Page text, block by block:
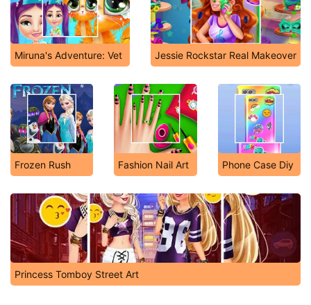
Miruna's Adventure: Vet Jessie Rockstar Real Makeover
Frozen Rush Fashion Nail Art Phone Case Diy
Princess Tomboy Street Art